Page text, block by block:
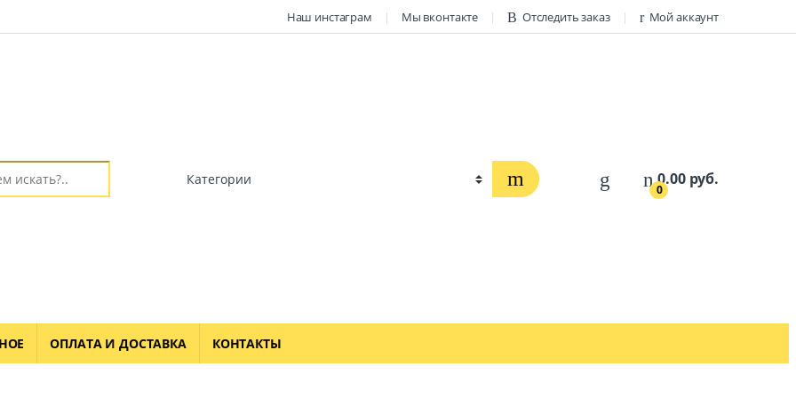
Наш инстаграм Мы вконтакте Отследить заказ Мой аккаунт
0
0.00 руб.
ОПЛАТА И ДОСТАВКА КОНТАКТЫ